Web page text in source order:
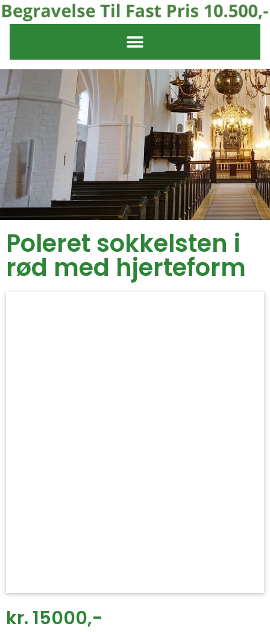
Poleret sokkelsten i
rød med hjerteform
kr. 15000,-